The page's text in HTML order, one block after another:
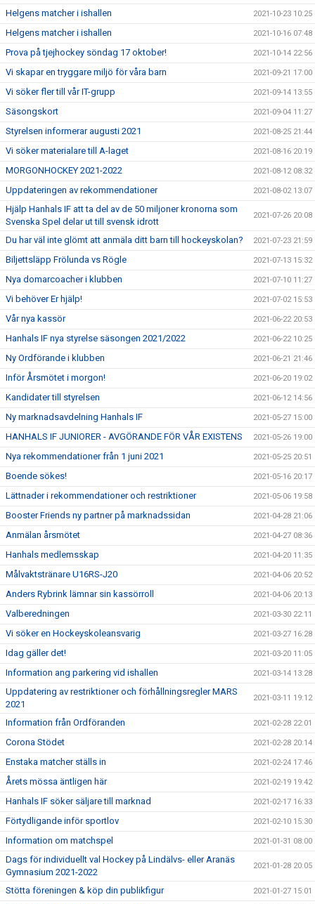
Helgens matcher i ishallen 2021-10-23 10:25
Helgens matcher i ishallen 2021-10-16 07:48
Prova på tjejhockey söndag 17 oktober! 2021-10-14 22:56
Vi skapar en tryggare miljö för våra barn 2021-09-21 17:00
Vi söker fler till vår IT-grupp 2021-09-14 13:55
Säsongskort 2021-09-04 11:27
Styrelsen informerar augusti 2021 2021-08-25 21:44
Vi söker materialare till A-laget 2021-08-16 20:19
MORGONHOCKEY 2021-2022 2021-08-12 08:32
Uppdateringen av rekommendationer 2021-08-02 13:07
Hjälp Hanhals IF att ta del av de 50 miljoner kronorna som
Svenska Spel delar ut till svensk idrott
2021-07-26 20:08
Du har väl inte glömt att anmäla ditt barn till hockeyskolan? 2021-07-23 21:59
Biljettsläpp Frölunda vs Rögle 2021-07-13 15:32
Nya domarcoacher i klubben 2021-07-10 11:27
Vi behöver Er hjälp! 2021-07-02 15:53
Vår nya kassör 2021-06-22 20:53
Hanhals IF nya styrelse säsongen 2021/2022 2021-06-22 10:25
Ny Ordförande i klubben 2021-06-21 21:46
Inför Årsmötet i morgon! 2021-06-20 19:02
Kandidater till styrelsen 2021-06-12 14:56
Ny marknadsavdelning Hanhals IF 2021-05-27 15:00
HANHALS IF JUNIORER - AVGÖRANDE FÖR VÅR EXISTENS 2021-05-26 19:00
Nya rekommendationer från 1 juni 2021 2021-05-25 20:51
Boende sökes! 2021-05-16 20:17
Lättnader i rekommendationer och restriktioner 2021-05-06 19:58
Booster Friends ny partner på marknadssidan 2021-04-28 21:06
Anmälan årsmötet 2021-04-27 08:36
Hanhals medlemsskap 2021-04-20 11:35
Målvaktstränare U16RS-J20 2021-04-06 20:52
Anders Rybrink lämnar sin kassörroll 2021-04-06 20:13
Valberedningen 2021-03-30 22:11
Vi söker en Hockeyskoleansvarig 2021-03-27 16:28
Idag gäller det! 2021-03-20 11:05
Information ang parkering vid ishallen 2021-03-14 13:28
Uppdatering av restriktioner och förhållningsregler MARS
2021
2021-03-11 19:12
Information från Ordföranden 2021-02-28 22:01
Corona Stödet 2021-02-28 20:14
Enstaka matcher ställs in 2021-02-24 17:46
Årets mössa äntligen här 2021-02-19 19:42
Hanhals IF söker säljare till marknad 2021-02-17 16:33
Förtydligande inför sportlov 2021-02-10 15:30
Information om matchspel 2021-01-31 08:00
Dags för individuellt val Hockey på Lindälvs- eller Aranäs
Gymnasium 2021-2022
2021-01-28 20:05
Stötta föreningen & köp din publikfigur 2021-01-27 15:01